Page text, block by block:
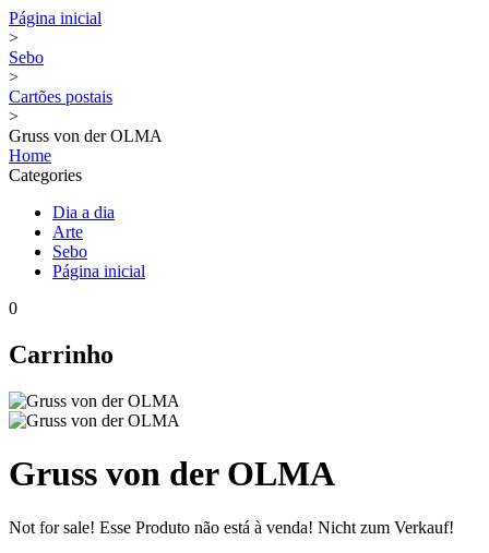
Página inicial
>
Sebo
>
Cartões postais
>
Gruss von der OLMA
Home
Categories
Dia a dia
Arte
Sebo
Página inicial
0
Carrinho
Gruss von der OLMA
Not for sale! Esse Produto não está à venda! Nicht zum Verkauf!